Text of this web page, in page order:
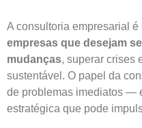
A consultoria empresarial é
empresas que desejam
mudanças, superar crises
sustentável. O papel da
de problemas imediatos —
estratégica que pode